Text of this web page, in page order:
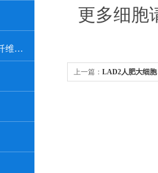
PT-K75猪鼻甲黏膜成纤维贴壁细胞系
更多细胞
上一篇： LAD2人肥大细胞